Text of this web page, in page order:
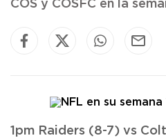
COS y COSFC en la
1pm Raiders (8-7) vs